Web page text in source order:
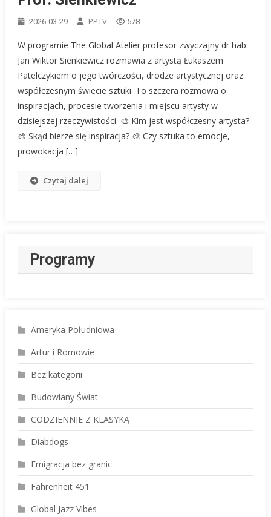
2026-03-29 PPTV 578
W programie The Global Atelier profesor zwyczajny dr hab.
Jan Wiktor Sienkiewicz rozmawia z artystą Łukaszem
Patelczykiem o jego twórczości, drodze artystycznej oraz
współczesnym świecie sztuki. To szczera rozmowa o
inspiracjach, procesie tworzenia i miejscu artysty w
dzisiejszej rzeczywistości. 🎨 Kim jest współczesny artysta?
🎨 Skąd bierze się inspiracja? 🎨 Czy sztuka to emocje,
prowokacja […]
Czytaj dalej
Programy
Ameryka Południowa
Artur i Romowie
Bez kategorii
Budowlany Świat
CODZIENNIE Z KLASYKĄ
Diabdogs
Emigracja bez granic
Fahrenheit 451
Global Jazz Vibes